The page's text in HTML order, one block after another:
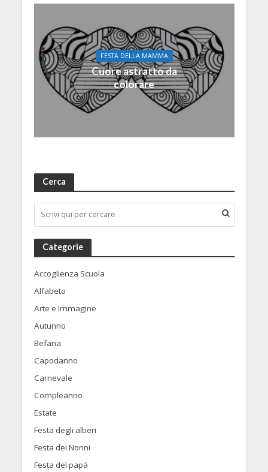
FESTA DELLA MAMMA
Cuore astratto da
colorare
Cerca
Categorie
Accoglienza Scuola
Alfabeto
Arte e Immagine
Autunno
Befana
Capodanno
Carnevale
Compleanno
Estate
Festa degli alberi
Festa dei Nonni
Festa del papà